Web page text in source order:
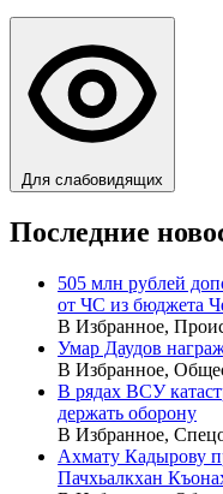
Для слабовидящих
Последние
505 млн рублей
от ЧС из бюджета
В Избранное,
Умар Даудов
В Избранное,
В рядах ВСУ
держать оборону
В Избранное,
Ахмату Кадырову
Пачхьалкхан